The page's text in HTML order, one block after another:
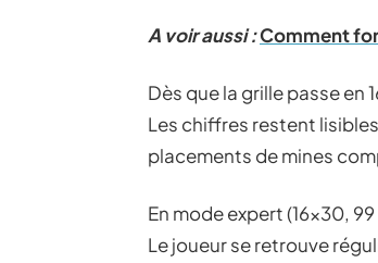
A voir aussi :Comment
Dès que la grille passe en
Les chiffres restent
placements de mines
En mode expert (16×30,
Le joueur se retrouve